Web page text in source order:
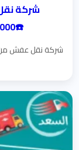
شركة
☎️0600000000- أمانٌ يسبق العنوان!
شركة نقل عفش